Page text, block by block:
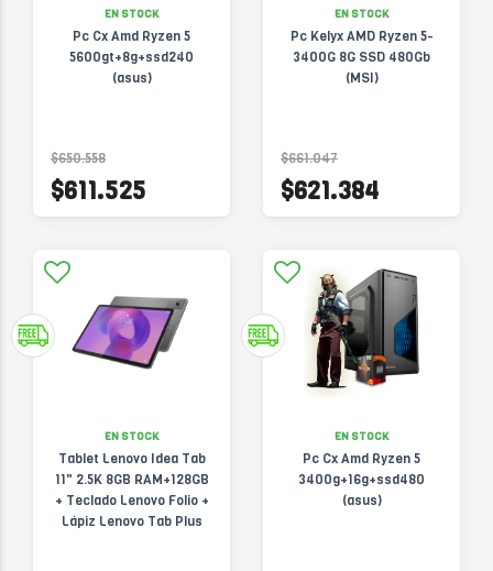
EN STOCK
Pc Cx Amd Ryzen 5
5600gt+8g+ssd240
(asus)
$650.558
$611.525
EN STOCK
Pc Kelyx AMD Ryzen 5-
3400G 8G SSD 480Gb
(MSI)
$661.047
$621.384
EN STOCK
Tablet Lenovo Idea Tab
11" 2.5K 8GB RAM+128GB
+ Teclado Lenovo Folio +
Lápiz Lenovo Tab Plus
EN STOCK
Pc Cx Amd Ryzen 5
3400g+16g+ssd480
(asus)